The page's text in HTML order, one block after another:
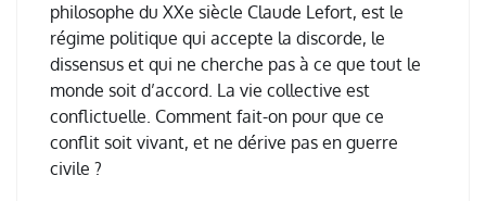
philosophe du XXe siècle Claude Lefort, est le
régime politique qui accepte la discorde, le
dissensus et qui ne cherche pas à ce que tout le
monde soit d’accord. La vie collective est
conflictuelle. Comment fait-on pour que ce
conflit soit vivant, et ne dérive pas en guerre
civile ?